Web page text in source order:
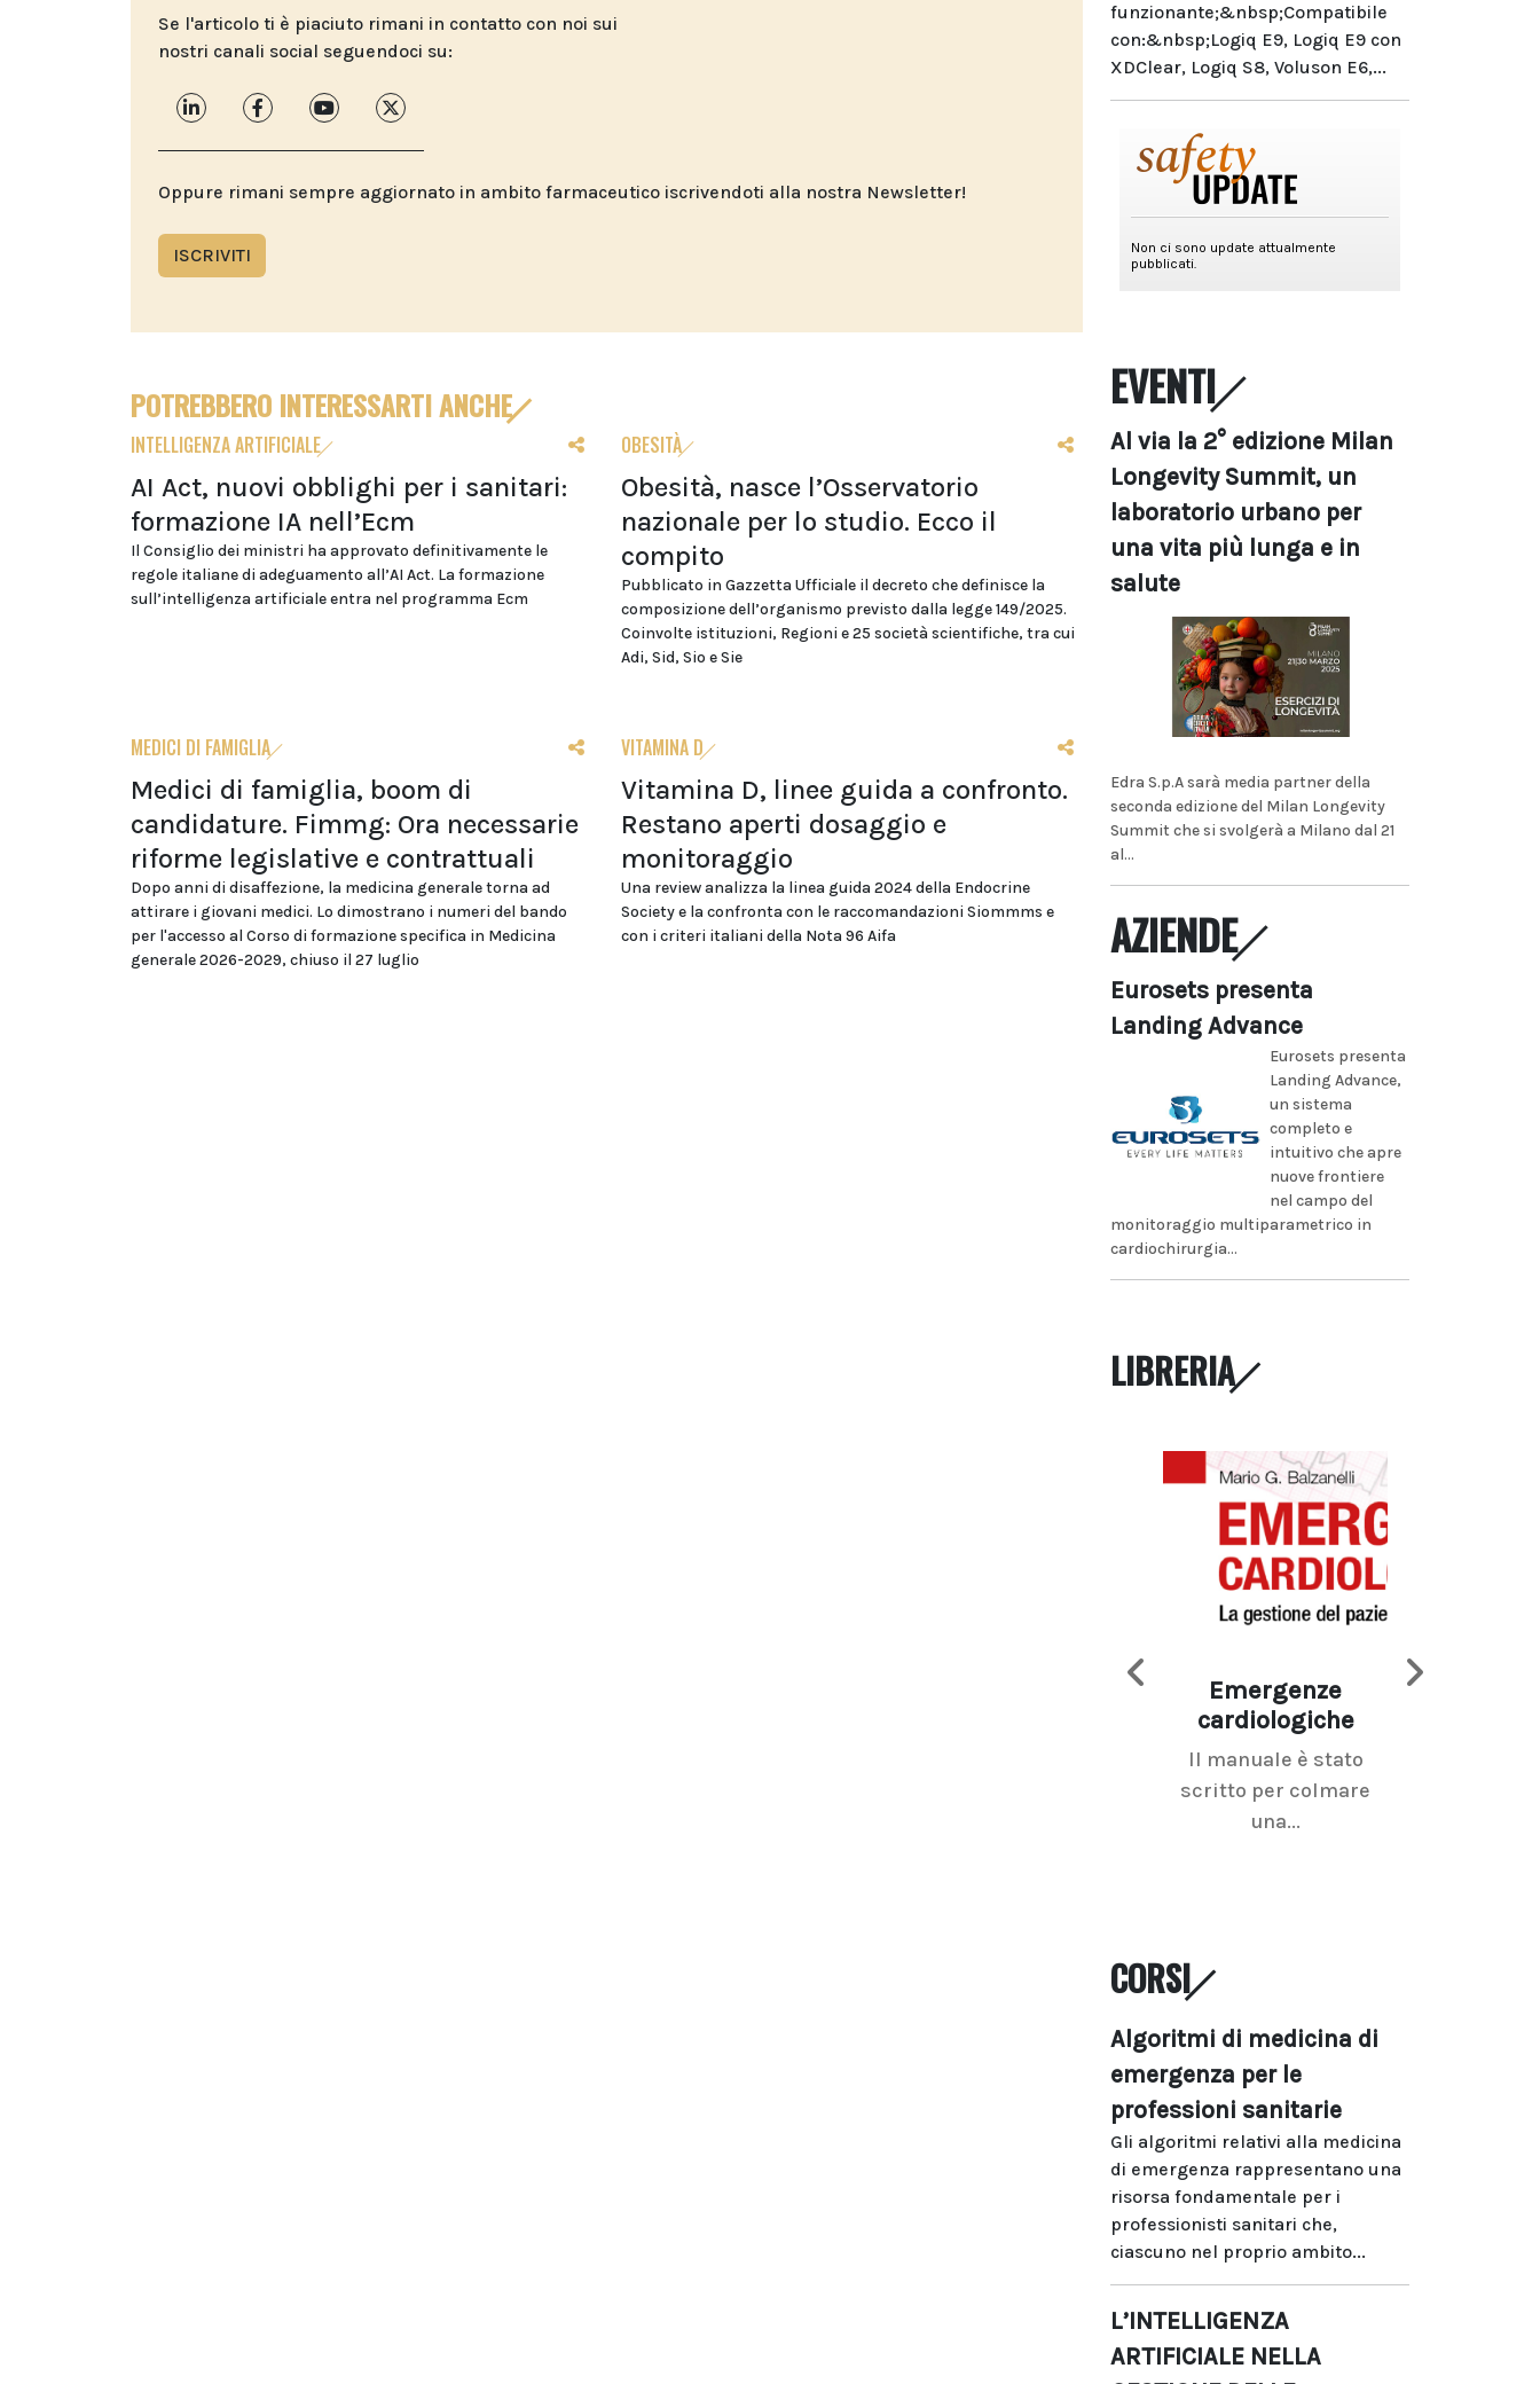
Se l'articolo ti è piaciuto rimani in contatto con noi sui
nostri canali social seguendoci su:
Oppure rimani sempre aggiornato in ambito farmaceutico iscrivendoti alla nostra Newsletter!
ISCRIVITI
POTREBBERO INTERESSARTI ANCHE
INTELLIGENZA ARTIFICIALE
AI Act, nuovi obblighi per i sanitari:
formazione IA nell’Ecm
Il Consiglio dei ministri ha approvato definitivamente le
regole italiane di adeguamento all’AI Act. La formazione
sull’intelligenza artificiale entra nel programma Ecm
OBESITÀ
Obesità, nasce l’Osservatorio
nazionale per lo studio. Ecco il
compito
Pubblicato in Gazzetta Ufficiale il decreto che definisce la
composizione dell’organismo previsto dalla legge 149/2025.
Coinvolte istituzioni, Regioni e 25 società scientifiche, tra cui
Adi, Sid, Sio e Sie
MEDICI DI FAMIGLIA
Medici di famiglia, boom di
candidature. Fimmg: Ora necessarie
riforme legislative e contrattuali
Dopo anni di disaffezione, la medicina generale torna ad
attirare i giovani medici. Lo dimostrano i numeri del bando
per l'accesso al Corso di formazione specifica in Medicina
generale 2026-2029, chiuso il 27 luglio
VITAMINA D
Vitamina D, linee guida a confronto.
Restano aperti dosaggio e
monitoraggio
Una review analizza la linea guida 2024 della Endocrine
Society e la confronta con le raccomandazioni Siommms e
con i criteri italiani della Nota 96 Aifa
funzionante;&nbsp;Compatibile
con:&nbsp;Logiq E9, Logiq E9 con
XDClear, Logiq S8, Voluson E6,...
EVENTI
Al via la 2° edizione Milan
Longevity Summit, un
laboratorio urbano per
una vita più lunga e in
salute
Edra S.p.A sarà media partner della
seconda edizione del Milan Longevity
Summit che si svolgerà a Milano dal 21
al...
AZIENDE
Eurosets presenta
Landing Advance
Eurosets presenta
Landing Advance,
un sistema
completo e
intuitivo che apre
nuove frontiere
nel campo del
monitoraggio multiparametrico in
cardiochirurgia...
LIBRERIA
Emergenze
cardiologiche
Il manuale è stato
scritto per colmare
una...
CORSI
Algoritmi di medicina di
emergenza per le
professioni sanitarie
Gli algoritmi relativi alla medicina
di emergenza rappresentano una
risorsa fondamentale per i
professionisti sanitari che,
ciascuno nel proprio ambito...
L’INTELLIGENZA
ARTIFICIALE NELLA